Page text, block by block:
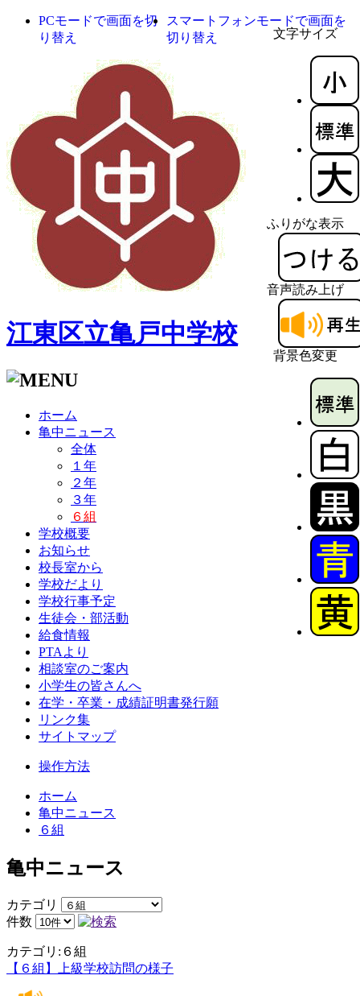
文字サイズ
ふりがな表示
音声読み上げ
背景色変更
PCモードで画面を切
り替え
スマートフォンモードで画面を
切り替え
江東区立亀戸中学校
ホーム
亀中ニュース
全体
１年
２年
３年
６組
学校概要
お知らせ
校長室から
学校だより
学校行事予定
生徒会・部活動
給食情報
PTAより
相談室のご案内
小学生の皆さんへ
在学・卒業・成績証明書発行願
リンク集
サイトマップ
操作方法
ホーム
亀中ニュース
６組
亀中ニュース
カテゴリ
件数
カテゴリ:６組
【６組】上級学校訪問の様子